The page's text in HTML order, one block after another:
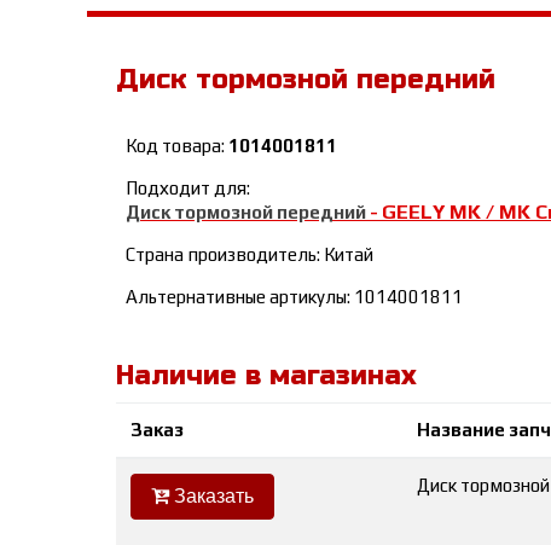
Диск тормозной передний
Код товара: 1014001811
Подходит для:
Диск тормозной передний - GEELY MK / MK
Страна производитель: Китай
Альтернативные артикулы: 1014001811
Наличие в магазинах
Заказ Название
Заказать
Диск